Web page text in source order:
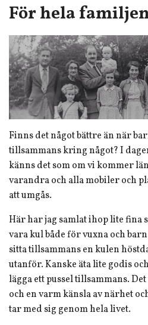
För hela
Finns det något bättre än när
tillsammans kring något? I
känns det som om vi kommer
varandra och alla mobiler och
att umgås.
Här har jag samlat ihop lite fina
vara kul både för vuxna och
sitta tillsammans en kulen
utanför. Kanske äta lite godis
lägga ett pussel tillsammans.
och en varm känsla av närhet
tar med sig genom hela livet.